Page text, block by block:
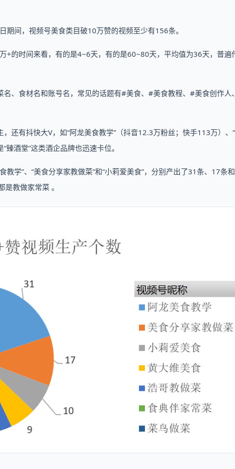
间，视频号美食类目破10万赞的视频至少有156条。
+的时间来看，有的是4~6天，有的是60~80天，平均值为36天，普遍
、食材名和账号名，常见的话题有#美食、#美食教程、#美食创作人
还有抖快大V，如“阿龙美食教学”（抖音12.3万粉丝；快手113万）、
酒堂”这类酒企品牌也迅速卡位。
学”、“美食分享家教做菜”和“小莉爱美食”，分别产出了31条、17条
教做家常菜 。